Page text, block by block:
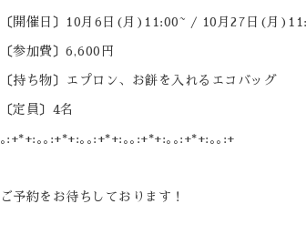
〔開催日〕10月6日(月)11:00~ / 10月27日(月
〔参加費〕6,600円
〔持ち物〕エプロン、お餅を入れるエコバッグ
〔定員〕4名
｡:+*+:｡｡:+*+:｡｡:+*+:｡｡:+*+:｡｡:+*+:｡｡:+
ご予約をお待ちしております！